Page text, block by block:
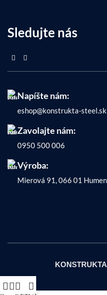
Sledujte nás
Napíšte nám:
eshop@konstrukta-steel.sk
Zavolajte nám:
0950 500 006
Výroba:
Mierová 91, 066 01
KATALÓG